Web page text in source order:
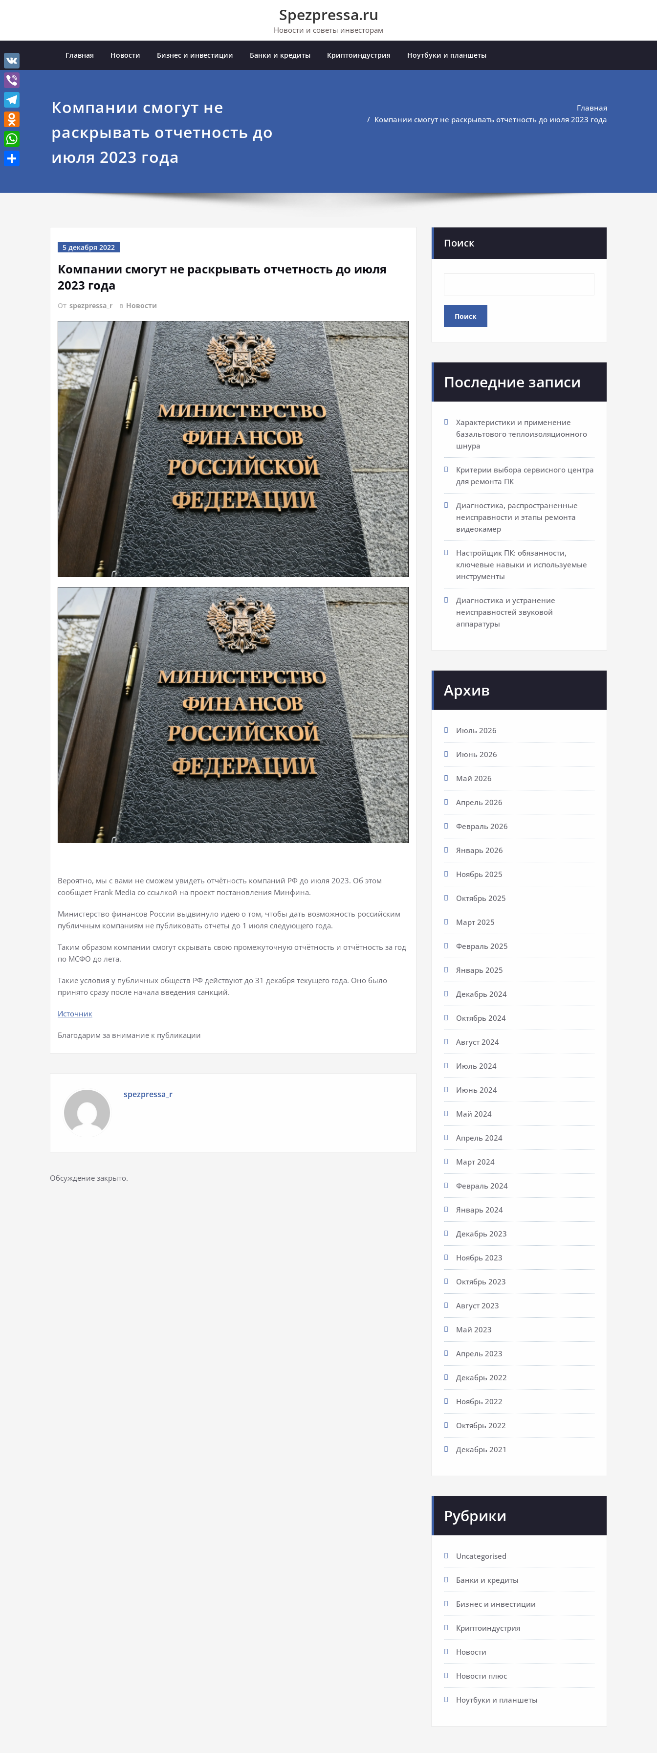
Spezpressa.ru
Новости и советы инвесторам
Главная Новости Бизнес и инвестиции Банки и кредиты Криптоиндустрия Ноутбуки и планшеты
Компании смогут не
раскрывать отчетность до
июля 2023 года
Главная
Компании смогут не раскрывать отчетность до июля 2023 года
5 декабря 2022
Компании смогут не раскрывать отчетность до июля
2023 года
От spezpressa_r в Новости
Вероятно, мы с вами не сможем увидеть отчётность компаний РФ до июля 2023. Об этом
сообщает Frank Media со ссылкой на проект постановления Минфина.
Министерство финансов России выдвинуло идею о том, чтобы дать возможность российским
публичным компаниям не публиковать отчеты до 1 июля следующего года.
Таким образом компании смогут скрывать свою промежуточную отчётность и отчётность за год
по МСФО до лета.
Такие условия у публичных обществ РФ действуют до 31 декабря текущего года. Оно было
принято сразу после начала введения санкций.
Источник
Благодарим за внимание к публикации
spezpressa_r
Обсуждение закрыто.
Поиск
Поиск
Последние записи
Характеристики и применение
базальтового теплоизоляционного
шнура
Критерии выбора сервисного центра
для ремонта ПК
Диагностика, распространенные
неисправности и этапы ремонта
видеокамер
Настройщик ПК: обязанности,
ключевые навыки и используемые
инструменты
Диагностика и устранение
неисправностей звуковой
аппаратуры
Архив
Июль 2026
Июнь 2026
Май 2026
Апрель 2026
Февраль 2026
Январь 2026
Ноябрь 2025
Октябрь 2025
Март 2025
Февраль 2025
Январь 2025
Декабрь 2024
Октябрь 2024
Август 2024
Июль 2024
Июнь 2024
Май 2024
Апрель 2024
Март 2024
Февраль 2024
Январь 2024
Декабрь 2023
Ноябрь 2023
Октябрь 2023
Август 2023
Май 2023
Апрель 2023
Декабрь 2022
Ноябрь 2022
Октябрь 2022
Декабрь 2021
Рубрики
Uncategorised
Банки и кредиты
Бизнес и инвестиции
Криптоиндустрия
Новости
Новости плюс
Ноутбуки и планшеты
VK
Viber
Telegram
Odnoklassniki
WhatsApp